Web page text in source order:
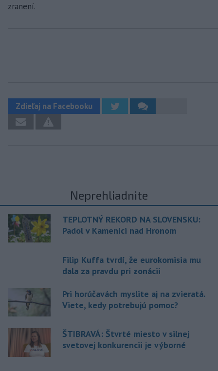
zranení.
Zdieľaj na Facebooku
Neprehliadnite
TEPLOTNÝ REKORD NA SLOVENSKU:
Padol v Kamenici nad Hronom
Filip Kuffa tvrdí, že eurokomisia mu
dala za pravdu pri zonácii
Pri horúčavách myslite aj na zvieratá.
Viete, kedy potrebujú pomoc?
ŠTIBRAVÁ: Štvrté miesto v silnej
svetovej konkurencii je výborné